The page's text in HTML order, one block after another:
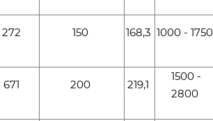
272 150 168,3 1000 -
671 200 219,1
1500 -
2800